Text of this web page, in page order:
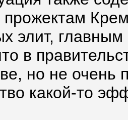
прожектам
элит,
в
но не очень
какой-то